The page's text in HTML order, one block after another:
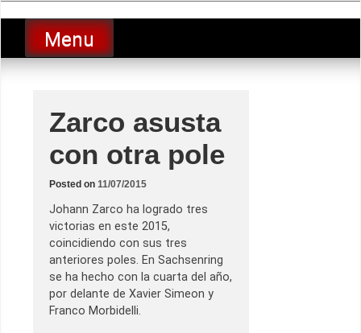
to
contentLucio Lopez GP
luciolopezgp
Menu
Zarco asusta
con otra pole
Posted on 11/07/2015
Johann Zarco ha logrado tres
victorias en este 2015,
coincidiendo con sus tres
anteriores poles. En Sachsenring
se ha hecho con la cuarta del año,
por delante de Xavier Simeon y
Franco Morbidelli.